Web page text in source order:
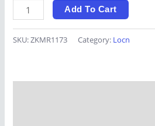
Kaca
Mobil
Keret
Add To Cart
SKU:ZKMR1173 Category: Locn